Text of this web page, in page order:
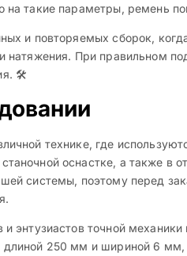
такие параметры, ремень
и повторяемых сборок,
натяжения. При правильном
🛠️
технике, где
оснастке, а также в
системы, поэтому перед
энтузиастов точной
250 мм и шириной 6 мм,